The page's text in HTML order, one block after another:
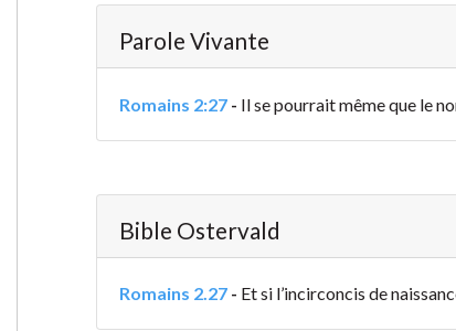
Parole Vivante
Romains 2:27- Il se pourrait même que le
Bible Ostervald
Romains 2.27- Et si l’incirconcis de